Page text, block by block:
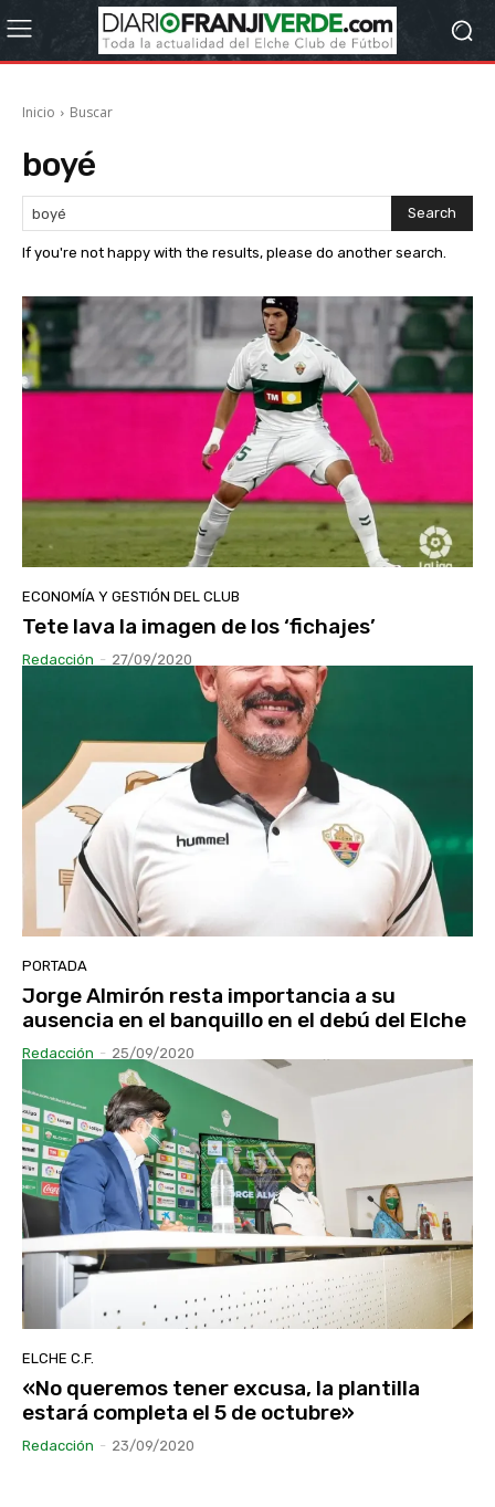
Inicio Buscar
boyé
Search
If you're not happy with the results, please do another search.
ECONOMÍA Y GESTIÓN DEL CLUB
Tete lava la imagen de los ‘fichajes’
Redacción - 27/09/2020
PORTADA
Jorge Almirón resta importancia a su
ausencia en el banquillo en el debú del Elche
Redacción - 25/09/2020
ELCHE C.F.
«No queremos tener excusa, la plantilla
estará completa el 5 de octubre»
Redacción - 23/09/2020